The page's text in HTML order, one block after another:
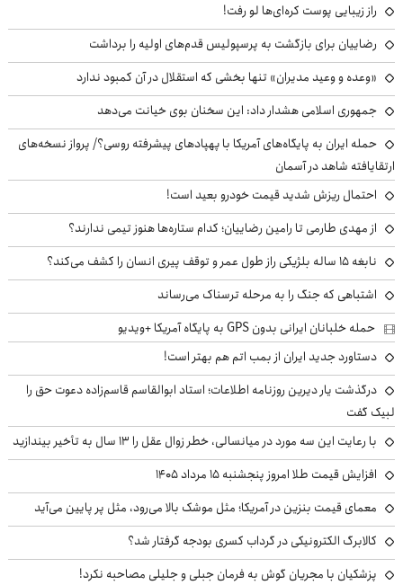
راز زیبایی پوست کره‌ای‌ها لو رفت!
رضاییان برای بازگشت به پرسپولیس قدم‌های اولیه را برداشت
«وعده و وعید مدیران» تنها بخشی که استقلال در آن کمبود ندارد
جمهوری اسلامی هشدار داد: این سخنان بوی خیانت می‌دهد
حمله ایران به پایگاه‌های آمریکا با پهپادهای پیشرفته روسی؟/ پرواز نسخه‌های
ارتقایافته شاهد در آسمان
احتمال ریزش شدید قیمت خودرو بعید است!
از مهدی طارمی تا رامین رضاییان؛ کدام ستاره‌ها هنوز تیمی ندارند؟
نابغه ۱۵ ساله بلژیکی راز طول عمر و توقف پیری انسان را کشف می‌کند؟
اشتباهی که جنگ را به مرحله ترسناک می‌رساند
حمله خلبانان ایرانی بدون GPS به پایگاه آمریکا +ویدیو
دستاورد جدید ایران از بمب اتم هم بهتر است!
درگذشت یار دیرین روزنامه اطلاعات؛ استاد ابوالقاسم قاسم‌زاده دعوت حق را
لبیک گفت
با رعایت این سه مورد در میانسالی، خطر زوال عقل را ۱۳ سال به تأخیر بیندازید
افزایش قیمت طلا امروز پنجشنبه ۱۵ مرداد ۱۴۰۵
معمای قیمت بنزین در آمریکا؛ مثل موشک بالا می‌رود، مثل پر پایین می‌آید
کالابرگ الکترونیکی در گرداب کسری بودجه گرفتار شد؟
پزشکیان با مجریان گوش به فرمان جبلی و جلیلی مصاحبه نکرد!